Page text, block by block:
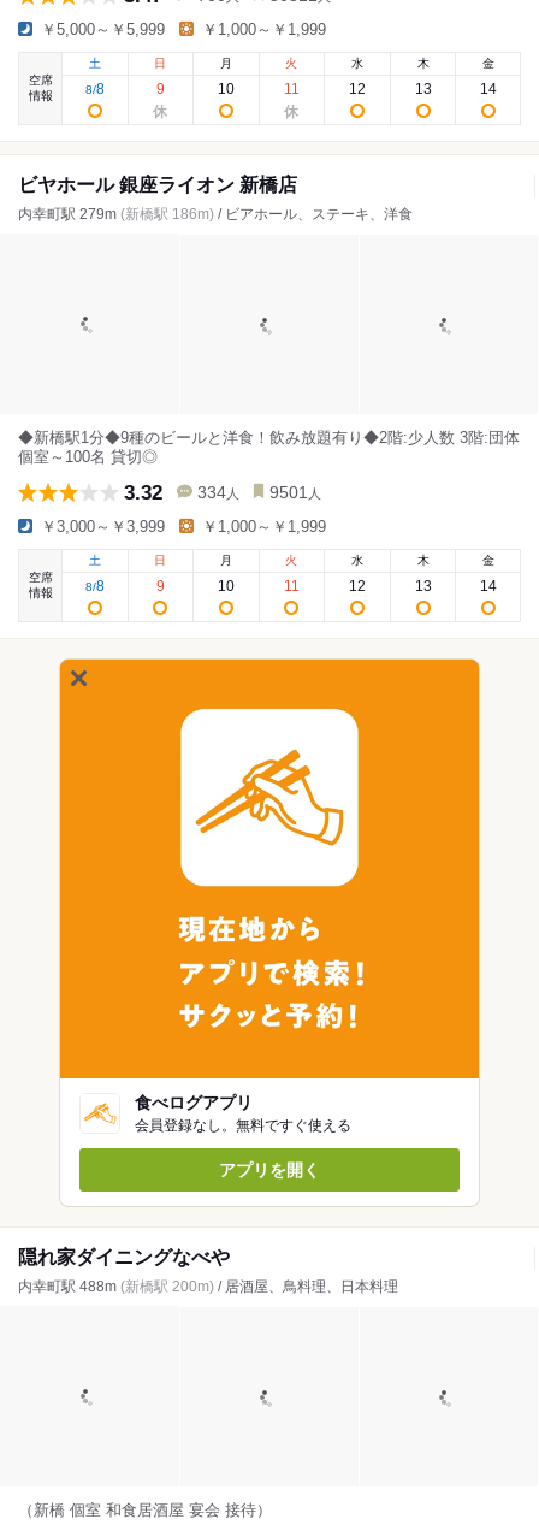
￥5,000～￥5,999 ￥1,000～￥1,999
空席
情報
土
8/8
日
9
月
10
火
11
水
12
木
13
金
14
ビヤホール 銀座ライオン 新橋店
内幸町駅 279m (新橋駅 186m) / ビアホール、ステーキ、洋食
◆新橋駅1分◆9種のビールと洋食！飲み放題有り◆2階:少人数 3階:団体
個室～100名 貸切◎
3.32 334 人 9501 人
￥3,000～￥3,999 ￥1,000～￥1,999
空席
情報
土
8/8
日
9
月
10
火
11
水
12
木
13
金
14
食べログアプリ
会員登録なし。無料ですぐ使える
アプリを開く
隠れ家ダイニングなべや
内幸町駅 488m (新橋駅 200m) / 居酒屋、鳥料理、日本料理
（新橋 個室 和食居酒屋 宴会 接待）